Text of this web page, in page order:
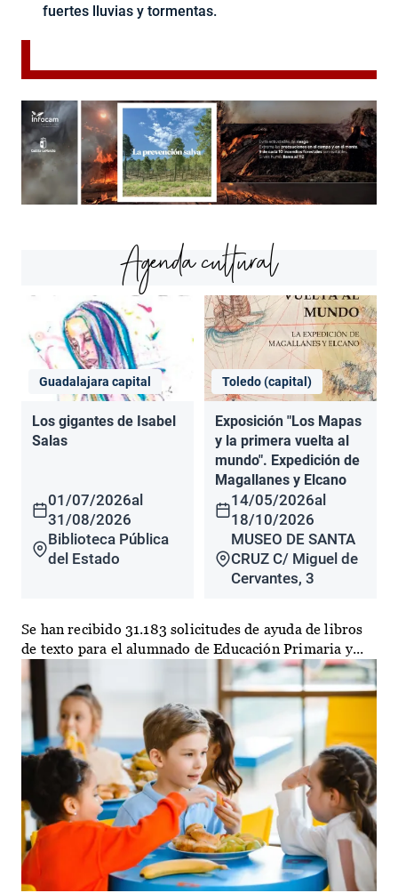
fuertes lluvias y tormentas.
Agenda cultural
Guadalajara capital
Los gigantes de Isabel
Salas
01/07/2026al
31/08/2026
Biblioteca Pública
del Estado
Toledo (capital)
Exposición "Los Mapas
y la primera vuelta al
mundo". Expedición de
Magallanes y Elcano
14/05/2026al
18/10/2026
MUSEO DE SANTA
CRUZ C/ Miguel de
Cervantes, 3
Se han recibido 31.183 solicitudes de ayuda de libros
de texto para el alumnado de Educación Primaria y...